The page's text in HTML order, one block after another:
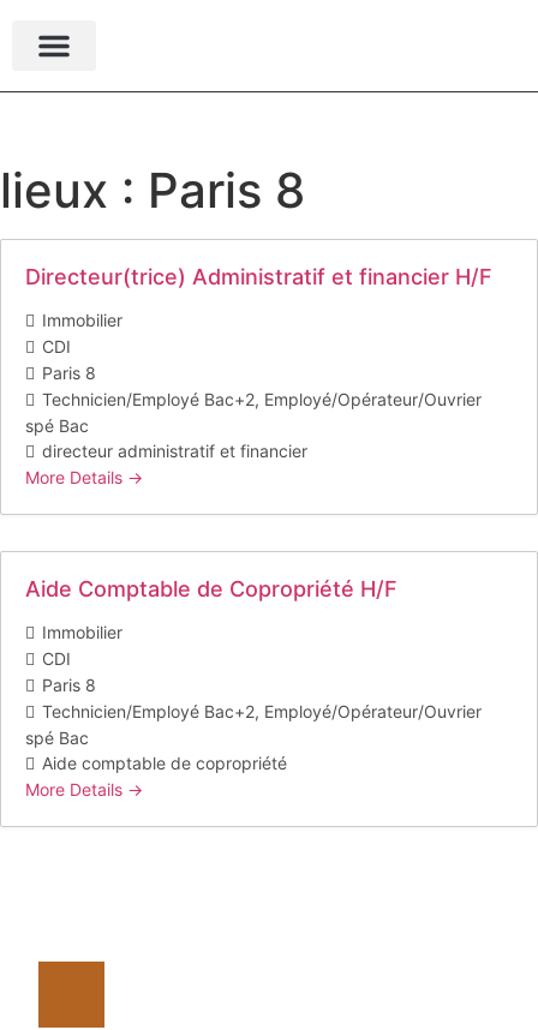
lieux : Paris 8
Directeur(trice) Administratif et financier H/F
Immobilier
CDI
Paris 8
Technicien/Employé Bac+2 Employé/Opérateur/Ouvrier
spé Bac
directeur administratif et financier
More Details
Aide Comptable de Copropriété H/F
Immobilier
CDI
Paris 8
Technicien/Employé Bac+2 Employé/Opérateur/Ouvrier
spé Bac
Aide comptable de copropriété
More Details